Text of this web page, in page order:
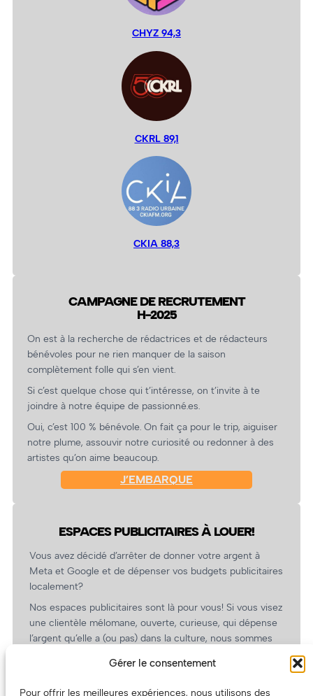
Gérer le consentement
Pour offrir les meilleures expériences, nous utilisons des
CHYZ 94,3
CKRL 89,1
CKIA 88,3
CAMPAGNE DE RECRUTEMENT
H-2025
On est à la recherche de rédactrices et de rédacteurs
bénévoles pour ne rien manquer de la saison
complètement folle qui s’en vient.
Si c’est quelque chose qui t’intéresse, on t’invite à te
joindre à notre équipe de passionné.es.
Oui, c’est 100 % bénévole. On fait ça pour le trip, aiguiser
notre plume, assouvir notre curiosité ou redonner à des
artistes qu’on aime beaucoup.
J’EMBARQUE
ESPACES PUBLICITAIRES À LOUER!
Vous avez décidé d’arrêter de donner votre argent à
Meta et Google et de dépenser vos budgets publicitaires
localement?
Nos espaces publicitaires sont là pour vous! Si vous visez
une clientèle mélomane, ouverte, curieuse, qui dépense
l’argent qu’elle a (ou pas) dans la culture, nous sommes
revient.